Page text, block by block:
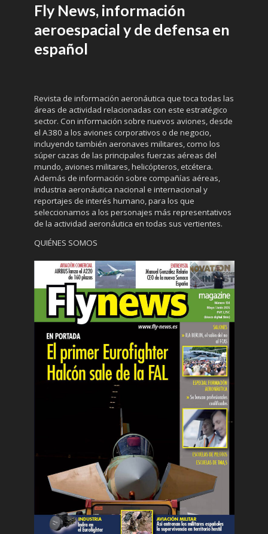
Fly News, información
aeroespacial y de defensa en
español
Revista de información aeronáutica que toca todas las
áreas de actividad relacionadas con este estratégico
sector. Con información sobre nuevos aviones, desde
el A380 a los aviones corporativos o de negocio,
incluyendo también aeronaves militares, como los
súper cazas de las principales fuerzas aéreas del
mundo, aviones militares, helicópteros, etcétera.
Además de información sobre compañías aéreas,
industria aeronáutica nacional e internacional y
reportajes de interés humano, para los que
seleccionamos a los personajes más representativos
de la actividad aeronáutica en todas sus vertientes.
QUIÉNES SOMOS